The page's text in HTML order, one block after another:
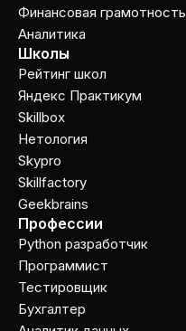
Финансовая грамотность
Аналитика
Школы
Рейтинг школ
Яндекс Практикум
Skillbox
Нетология
Skypro
Skillfactory
Geekbrains
Профессии
Python разработчик
Программист
Тестировщик
Бухгалтер